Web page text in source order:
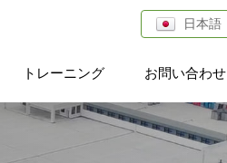
日本語
トレーニング お問い合わせ